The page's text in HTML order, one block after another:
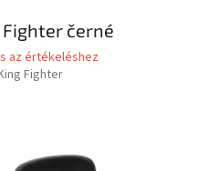
černé
az értékeléshez
Fighter